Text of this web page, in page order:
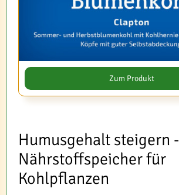
Zum Produkt
Humusgehalt steigern -
Nährstoffspeicher für
Kohlpflanzen